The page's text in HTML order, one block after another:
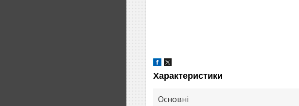
Характеристики
Основні